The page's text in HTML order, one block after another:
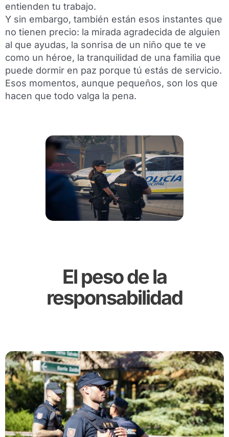
entienden tu trabajo.
Y sin embargo, también están esos instantes que
no tienen precio: la mirada agradecida de alguien
al que ayudas, la sonrisa de un niño que te ve
como un héroe, la tranquilidad de una familia que
puede dormir en paz porque tú estás de servicio.
Esos momentos, aunque pequeños, son los que
hacen que todo valga la pena.
El peso de la
responsabilidad